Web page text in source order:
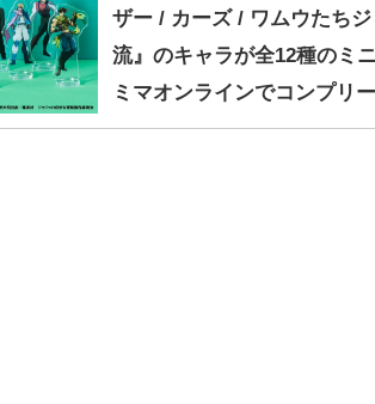
ザー / カーズ / ワムウたち
流』のキャラが全12種のミ
ミマオンラインでコンプリ